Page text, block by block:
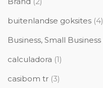
buitenlandse goksites (4)
Business, Small Business
calculadora (1)
casibom tr (3)